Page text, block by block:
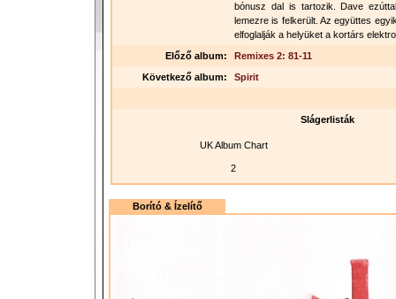
bónusz dal is tartozik. Dave
lemezre is felkerült. Az együttes
elfoglalják a helyüket a kortárs
Előző album:
Remixes 2: 81-11
Következő album:
Spirit
Slágerlisták
UK Album Chart
2
Borító & Ízelítő